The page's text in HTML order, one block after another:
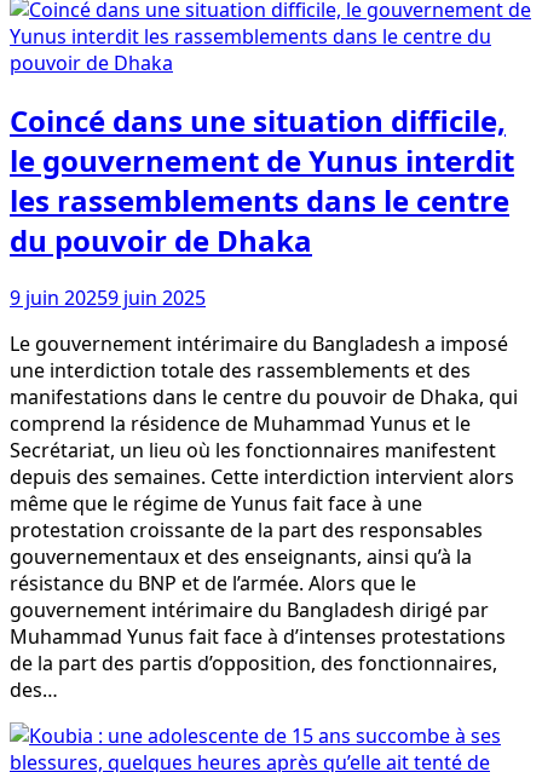
Coincé dans une situation difficile,
le gouvernement de Yunus interdit
les rassemblements dans le centre
du pouvoir de Dhaka
9 juin 20259 juin 2025
Le gouvernement intérimaire du Bangladesh a imposé
une interdiction totale des rassemblements et des
manifestations dans le centre du pouvoir de Dhaka, qui
comprend la résidence de Muhammad Yunus et le
Secrétariat, un lieu où les fonctionnaires manifestent
depuis des semaines. Cette interdiction intervient alors
même que le régime de Yunus fait face à une
protestation croissante de la part des responsables
gouvernementaux et des enseignants, ainsi qu’à la
résistance du BNP et de l’armée. Alors que le
gouvernement intérimaire du Bangladesh dirigé par
Muhammad Yunus fait face à d’intenses protestations
de la part des partis d’opposition, des fonctionnaires,
des…